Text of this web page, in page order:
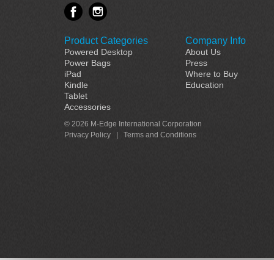
Product Categories
Powered Desktop
Power Bags
iPad
Kindle
Tablet
Accessories
Company Info
About Us
Press
Where to Buy
Education
© 2026 M-Edge International Corporation
Privacy Policy
Terms and Conditions